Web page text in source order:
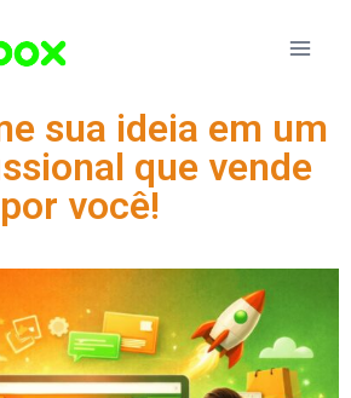
sua ideia em um
que vende
por você!